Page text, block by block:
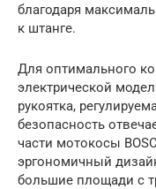
благодаря
к штанге.
Для оптимального
электрической
рукоятка,
безопасность
части мотокосы
эргономичный
большие площади с